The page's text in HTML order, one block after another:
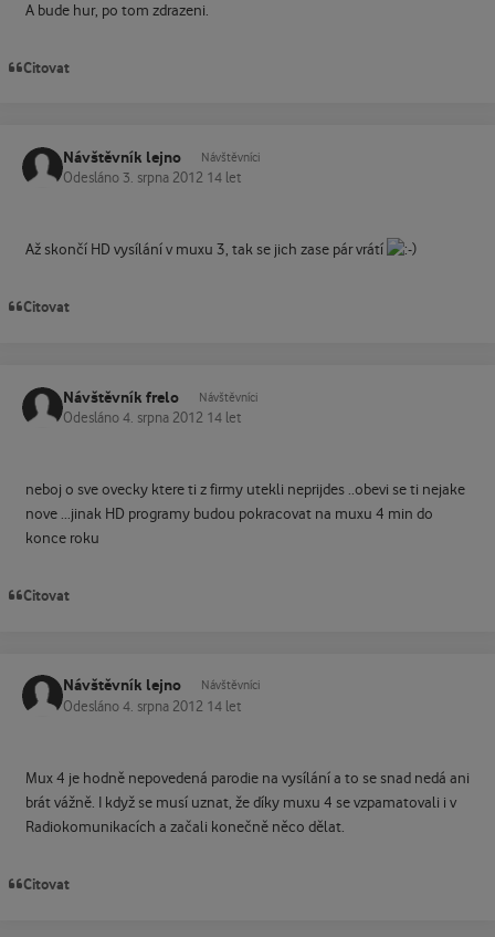
A bude hur, po tom zdrazeni.
Citovat
Návštěvník lejno Návštěvníci
Odesláno 3. srpna 2012 14 let
Až skončí HD vysílání v muxu 3, tak se jich zase pár vrátí
Citovat
Návštěvník frelo Návštěvníci
Odesláno 4. srpna 2012 14 let
neboj o sve ovecky ktere ti z firmy utekli neprijdes ..obevi se ti nejake
nove ...jinak HD programy budou pokracovat na muxu 4 min do
konce roku
Citovat
Návštěvník lejno Návštěvníci
Odesláno 4. srpna 2012 14 let
Mux 4 je hodně nepovedená parodie na vysílání a to se snad nedá ani
brát vážně. I když se musí uznat, že díky muxu 4 se vzpamatovali i v
Radiokomunikacích a začali konečně něco dělat.
Citovat